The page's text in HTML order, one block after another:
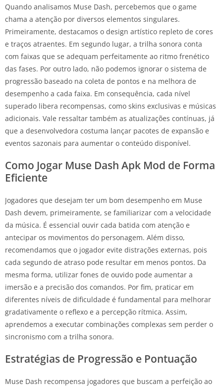
Quando analisamos Muse Dash, percebemos que o game
chama a atenção por diversos elementos singulares.
Primeiramente, destacamos o design artístico repleto de cores
e traços atraentes. Em segundo lugar, a trilha sonora conta
com faixas que se adequam perfeitamente ao ritmo frenético
das fases. Por outro lado, não podemos ignorar o sistema de
progressão baseado na coleta de pontos e na melhora de
desempenho a cada faixa. Em consequência, cada nível
superado libera recompensas, como skins exclusivas e músicas
adicionais. Vale ressaltar também as atualizações contínuas, já
que a desenvolvedora costuma lançar pacotes de expansão e
eventos sazonais para aumentar o conteúdo disponível.
Como Jogar Muse Dash Apk Mod de Forma
Eficiente
Jogadores que desejam ter um bom desempenho em Muse
Dash devem, primeiramente, se familiarizar com a velocidade
da música. É essencial ouvir cada batida com atenção e
antecipar os movimentos do personagem. Além disso,
recomendamos que o jogador evite distrações externas, pois
cada segundo de atraso pode resultar em menos pontos. Da
mesma forma, utilizar fones de ouvido pode aumentar a
imersão e a precisão dos comandos. Por fim, praticar em
diferentes níveis de dificuldade é fundamental para melhorar
gradativamente o reflexo e a percepção rítmica. Assim,
aprendemos a executar combinações complexas sem perder o
sincronismo com a trilha sonora.
Estratégias de Progressão e Pontuação
Muse Dash recompensa jogadores que buscam a perfeição ao